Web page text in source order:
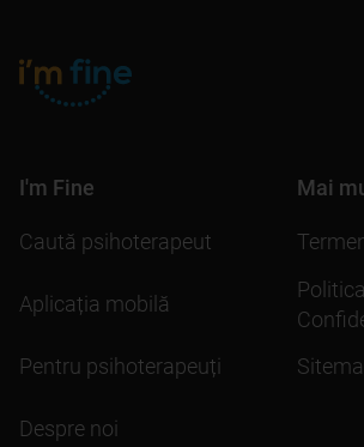
I'm Fine
Caută psihoterapeut
Aplicația mobilă
Pentru psihoterapeuți
Despre noi
Mai